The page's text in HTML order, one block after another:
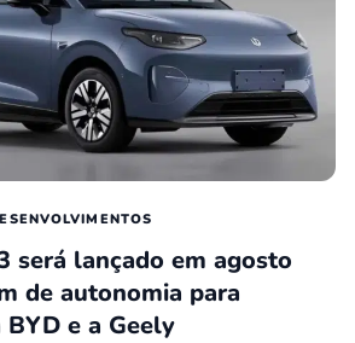
será lançado em agosto
de autonomia para
e a Geely